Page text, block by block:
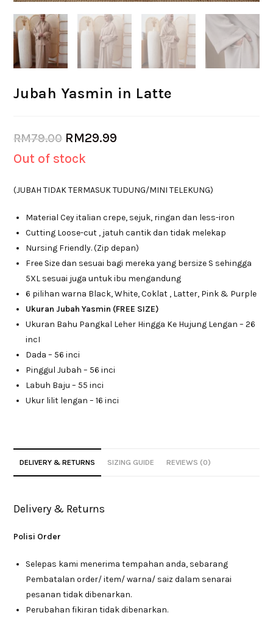
Jubah Yasmin in Latte
RM79.00 RM29.99
Out of stock
(JUBAH TIDAK TERMASUK TUDUNG/MINI TELEKUNG)
Material Cey italian crepe, sejuk, ringan dan less-iron
Cutting Loose-cut , jatuh cantik dan tidak melekap
Nursing Friendly. (Zip depan)
Free Size dan sesuai bagi mereka yang bersize S sehingga
5XL sesuai juga untuk ibu mengandung
6 pilihan warna Black, White, Coklat , Latter, Pink & Purple
Ukuran Jubah Yasmin (FREE SIZE)
Ukuran Bahu Pangkal Leher Hingga Ke Hujung Lengan – 26
incI
Dada – 56 inci
Pinggul Jubah – 56 inci
Labuh Baju – 55 inci
Ukur lilit lengan – 16 inci
DELIVERY & RETURNS SIZING GUIDE REVIEWS (0)
Delivery & Returns
Polisi Order
Selepas kami menerima tempahan anda, sebarang
Pembatalan order/ item/ warna/ saiz dalam senarai
pesanan tidak dibenarkan.
Perubahan fikiran tidak dibenarkan.